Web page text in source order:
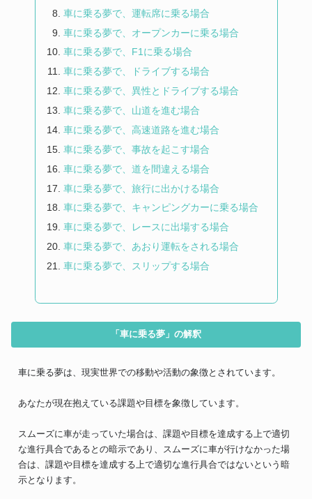
車に乗る夢で、運転席に乗る場合
車に乗る夢で、オープンカーに乗る場合
車に乗る夢で、F1に乗る場合
車に乗る夢で、ドライブする場合
車に乗る夢で、異性とドライブする場合
車に乗る夢で、山道を進む場合
車に乗る夢で、高速道路を進む場合
車に乗る夢で、事故を起こす場合
車に乗る夢で、道を間違える場合
車に乗る夢で、旅行に出かける場合
車に乗る夢で、キャンピングカーに乗る場合
車に乗る夢で、レースに出場する場合
車に乗る夢で、あおり運転をされる場合
車に乗る夢で、スリップする場合
「車に乗る夢」の解釈
車に乗る夢は、現実世界での移動や活動の象徴とされています。
あなたが現在抱えている課題や目標を象徴しています。
スムーズに車が走っていた場合は、課題や目標を達成する上で適切
な進行具合であるとの暗示であり、スムーズに車が行けなかった場
合は、課題や目標を達成する上で適切な進行具合ではないという暗
示となります。